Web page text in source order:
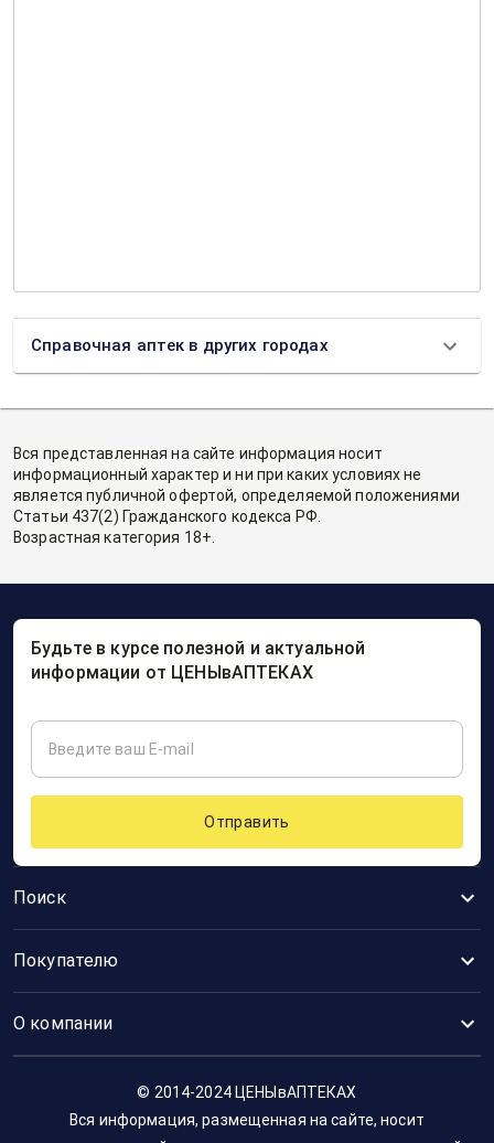
Справочная аптек в других городах
Вся представленная на сайте информация носит
информационный характер и ни при каких условиях не
является публичной офертой, определяемой положениями
Статьи 437(2) Гражданского кодекса РФ.
Возрастная категория 18+.
Поиск
Покупателю
О компании
Будьте в курсе полезной и актуальной
информации от ЦЕНЫвАПТЕКАХ
Отправить
© 2014-2024 ЦЕНЫвАПТЕКАХ
Вся информация, размещенная на сайте, носит